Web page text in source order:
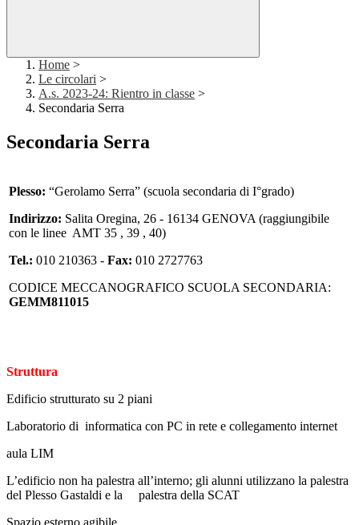
Home >
Le circolari >
A.s. 2023-24: Rientro in classe >
Secondaria Serra
Secondaria Serra
Plesso: “Gerolamo Serra” (scuola secondaria di I°grado)
Indirizzo: Salita Oregina, 26 - 16134 GENOVA (raggiungibile
con le linee AMT 35 , 39 , 40)
Tel.: 010 210363 - Fax: 010 2727763
CODICE MECCANOGRAFICO SCUOLA SECONDARIA:
GEMM811015
Struttura
Edificio strutturato su 2 piani
Laboratorio di informatica con PC in rete e collegamento internet
aula LIM
L’edificio non ha palestra all’interno; gli alunni utilizzano la palestra
del Plesso Gastaldi e la palestra della SCAT